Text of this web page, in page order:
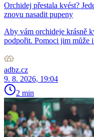
Orchidej přestala kvést?
znovu nasadit pupeny
Aby vám orchideje krásně
podpořit. Pomoci jim může
adbz.cz
9. 8. 2026, 19:04
2 min